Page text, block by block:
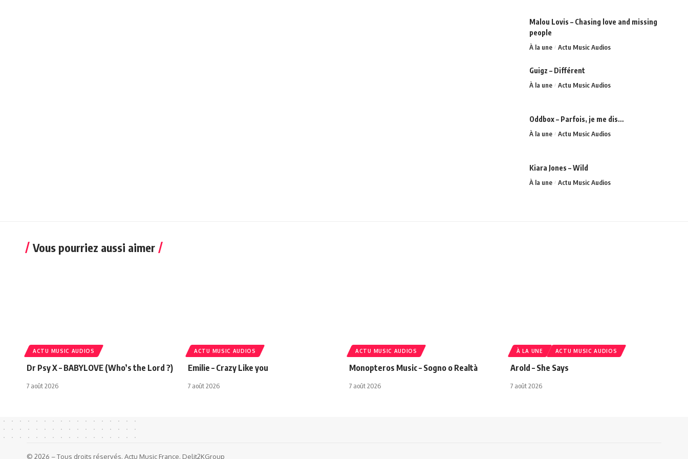
Malou Lovis – Chasing love and missing
people
À la une Actu Music Audios
Guigz – Différent
À la une Actu Music Audios
Oddbox – Parfois, je me dis…
À la une Actu Music Audios
Kiara Jones – Wild
À la une Actu Music Audios
Vous pourriez aussi aimer
ACTU MUSIC AUDIOS
Dr Psy X – BABYLOVE (Who’s the Lord ?)
7 août 2026
ACTU MUSIC AUDIOS
Emilie – Crazy Like you
7 août 2026
ACTU MUSIC AUDIOS
Monopteros Music – Sogno o Realtà
7 août 2026
À LA UNE ACTU MUSIC AUDIOS
Arold – She Says
7 août 2026
© 2026 – Tous droits réservés. Actu Music France. Delit2KGroup